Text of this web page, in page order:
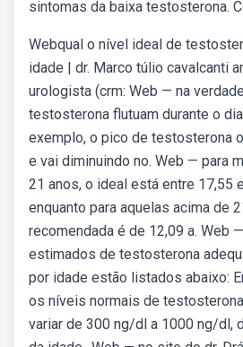
sintomas da baixa testosterona.
Webqual o nível ideal de
idade | dr. Marco túlio cavalcanti
urologista (crm: Web — na
testosterona flutuam durante o
exemplo, o pico de testosterona
e vai diminuindo no. Web — para
21 anos, o ideal está entre 17,55
enquanto para aquelas acima de
recomendada é de 12,09 a. Web
estimados de testosterona
por idade estão listados abaixo:
os níveis normais de
variar de 300 ng/dl a 1000 ng/dl,